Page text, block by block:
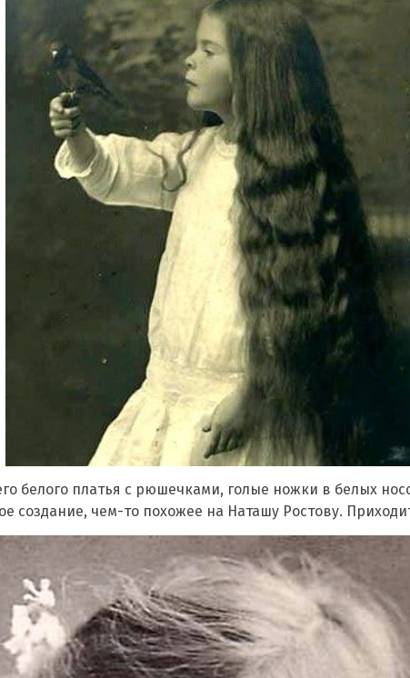
белого платья с рюшечками, голые ножки в белых
создание, чем-то похожее на Наташу Ростову.